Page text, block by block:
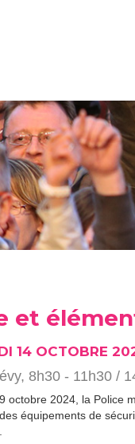
et
14 OCTOBRE
8h30 - 11h30 /
octobre 2024, la Police
équipements de